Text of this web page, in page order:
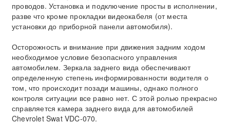
проводов. Установка и подключение просты в исполнении,
разве что кроме прокладки видеокабеля (от места
установки до приборной панели автомобиля).
Осторожность и внимание при движения задним ходом
необходимое условие безопасного управления
автомобилем. Зеркала заднего вида обеспечивают
определенную степень информированности водителя о
том, что происходит позади машины, однако полного
контроля ситуации все равно нет. С этой ролью прекрасно
справляется камера заднего вида для автомобилей
Chevrolet Swat VDC-070.